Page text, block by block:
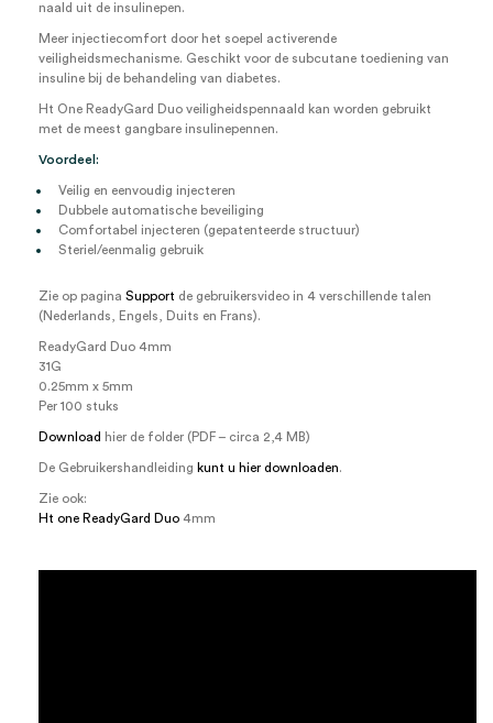
naald uit de insulinepen.
Meer injectiecomfort door het soepel activerende
veiligheidsmechanisme. Geschikt voor de subcutane toediening van
insuline bij de behandeling van diabetes.
Ht One ReadyGard Duo veiligheidspennaald kan worden gebruikt
met de meest gangbare insulinepennen.
Voordeel:
Veilig en eenvoudig injecteren
Dubbele automatische beveiliging
Comfortabel injecteren (gepatenteerde structuur)
Steriel/eenmalig gebruik
Zie op pagina Support de gebruikersvideo in 4 verschillende talen
(Nederlands, Engels, Duits en Frans).
ReadyGard Duo 4mm
31G
0.25mm x 5mm
Per 100 stuks
Download hier de folder (PDF – circa 2,4 MB)
De Gebruikershandleiding kunt u hier downloaden.
Zie ook:
Ht one ReadyGard Duo 4mm